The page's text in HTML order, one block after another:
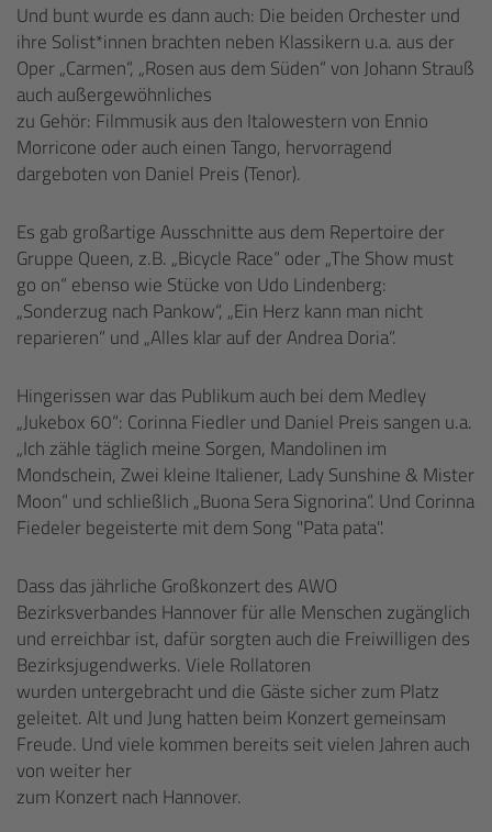
Und bunt wurde es dann auch: Die beiden Orchester und
ihre Solist*innen brachten neben Klassikern u.a. aus der
Oper „Carmen“, „Rosen aus dem Süden“ von Johann Strauß
auch außergewöhnliches
zu Gehör: Filmmusik aus den Italowestern von Ennio
Morricone oder auch einen Tango, hervorragend
dargeboten von Daniel Preis (Tenor).
Es gab großartige Ausschnitte aus dem Repertoire der
Gruppe Queen, z.B. „Bicycle Race“ oder „The Show must
go on“ ebenso wie Stücke von Udo Lindenberg:
„Sonderzug nach Pankow“, „Ein Herz kann man nicht
reparieren“ und „Alles klar auf der Andrea Doria“.
Hingerissen war das Publikum auch bei dem Medley
„Jukebox 60“: Corinna Fiedler und Daniel Preis sangen u.a.
„Ich zähle täglich meine Sorgen, Mandolinen im
Mondschein, Zwei kleine Italiener, Lady Sunshine & Mister
Moon“ und schließlich „Buona Sera Signorina“. Und Corinna
Fiedeler begeisterte mit dem Song "Pata pata".
Dass das jährliche Großkonzert des AWO
Bezirksverbandes Hannover für alle Menschen zugänglich
und erreichbar ist, dafür sorgten auch die Freiwilligen des
Bezirksjugendwerks. Viele Rollatoren
wurden untergebracht und die Gäste sicher zum Platz
geleitet. Alt und Jung hatten beim Konzert gemeinsam
Freude. Und viele kommen bereits seit vielen Jahren auch
von weiter her
zum Konzert nach Hannover.